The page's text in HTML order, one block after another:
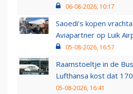
06-08-2026, 10:17
Saoedi’s kopen
Aviapartner op Luik
05-08-2026, 16:57
Raamstoeltje in de
Lufthansa kost dat
05-08-2026, 16:41